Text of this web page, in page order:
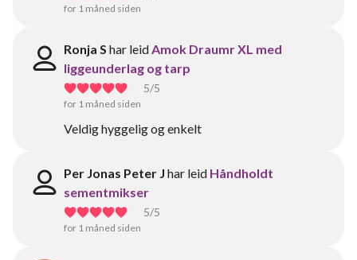
for 1 måned siden
Ronja S har leidAmok Draumr XL med
liggeunderlag og tarp
5/5
for 1 måned siden
Veldig hyggelig og enkelt
Per Jonas Peter J har leid Håndholdt
sementmikser
5/5
for 1 måned siden